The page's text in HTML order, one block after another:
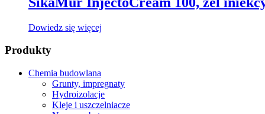
Dowiedz się więcej
Produkty
Chemia budowlana
Grunty, impregnaty
Hydroizolacje
Kleje i uszczelniacze